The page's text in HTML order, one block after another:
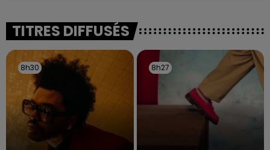
fermer ses portes.
TITRES DIFFUSÉS
8h30
8h30 8h27
8h27